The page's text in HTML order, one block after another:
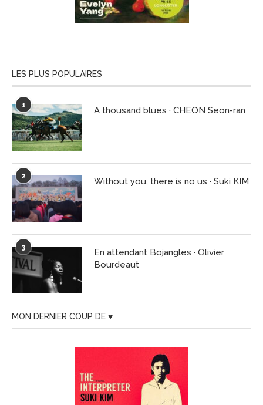
LES PLUS POPULAIRES
1 A thousand blues · CHEON Seon-ran
2 Without you, there is no us · Suki KIM
3
En attendant Bojangles · Olivier
Bourdeaut
MON DERNIER COUP DE ♥